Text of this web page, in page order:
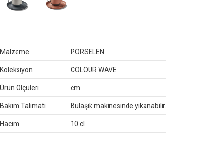
Malzeme PORSELEN
Koleksiyon COLOUR WAVE
Ürün Ölçüleri cm
Bakım Talimatı Bulaşık makinesinde yıkanabilir.
Hacim 10 cl